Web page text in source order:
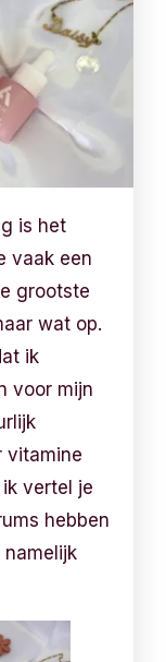
is het
vaak een
grootste
wat op.
ik
voor mijn
vitamine
vertel je
hebben